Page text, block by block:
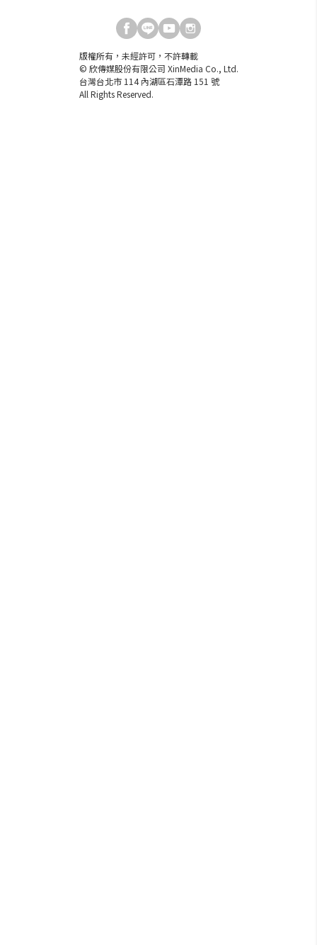
版權所有，未經許可，不許轉載
© 欣傳媒股份有限公司 XinMedia Co., Ltd.
台灣台北市 114 內湖區石潭路 151 號
All Rights Reserved.